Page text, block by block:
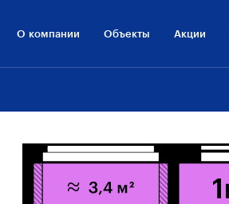
О компании Объекты Акции